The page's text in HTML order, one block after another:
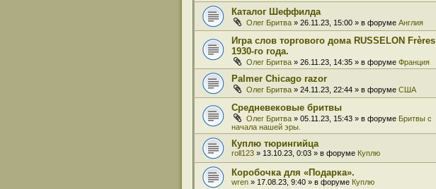
Каталог Шеффилда
Олег Бритва » 26.11.23, 15:00 » в форуме Англия
Игра слов торгового дома RUSSELON Frères
1930-го года.
Олег Бритва » 26.11.23, 14:35 » в форуме Франция
Palmer Chicago razor
Олег Бритва » 24.11.23, 22:44 » в форуме США
Средневековые бритвы
Олег Бритва » 05.11.23, 15:43 » в форуме Бритвы с
начала нашей эры.
Куплю тюрингийца
roll123 » 13.10.23, 0:03 » в форуме Куплю
Коробочка для «Подарка».
wren » 17.08.23, 9:40 » в форуме Куплю